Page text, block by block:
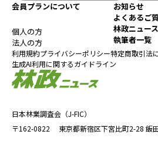
日本林業調査会（J-FIC）
〒162-0822
東京都新宿区下宮比町2-28 飯
会員プランについて
個人の方
法人の方
お知らせ
よくあるご
林政ニュー
執筆者一覧
利用規約プライバシーポリシー特定商取引法
生成AI利用に関するガイドライン